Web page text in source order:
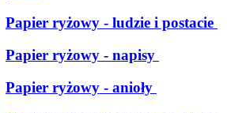
Papier ryżowy - ludzie i postacie
Papier ryżowy - napisy
Papier ryżowy - anioły